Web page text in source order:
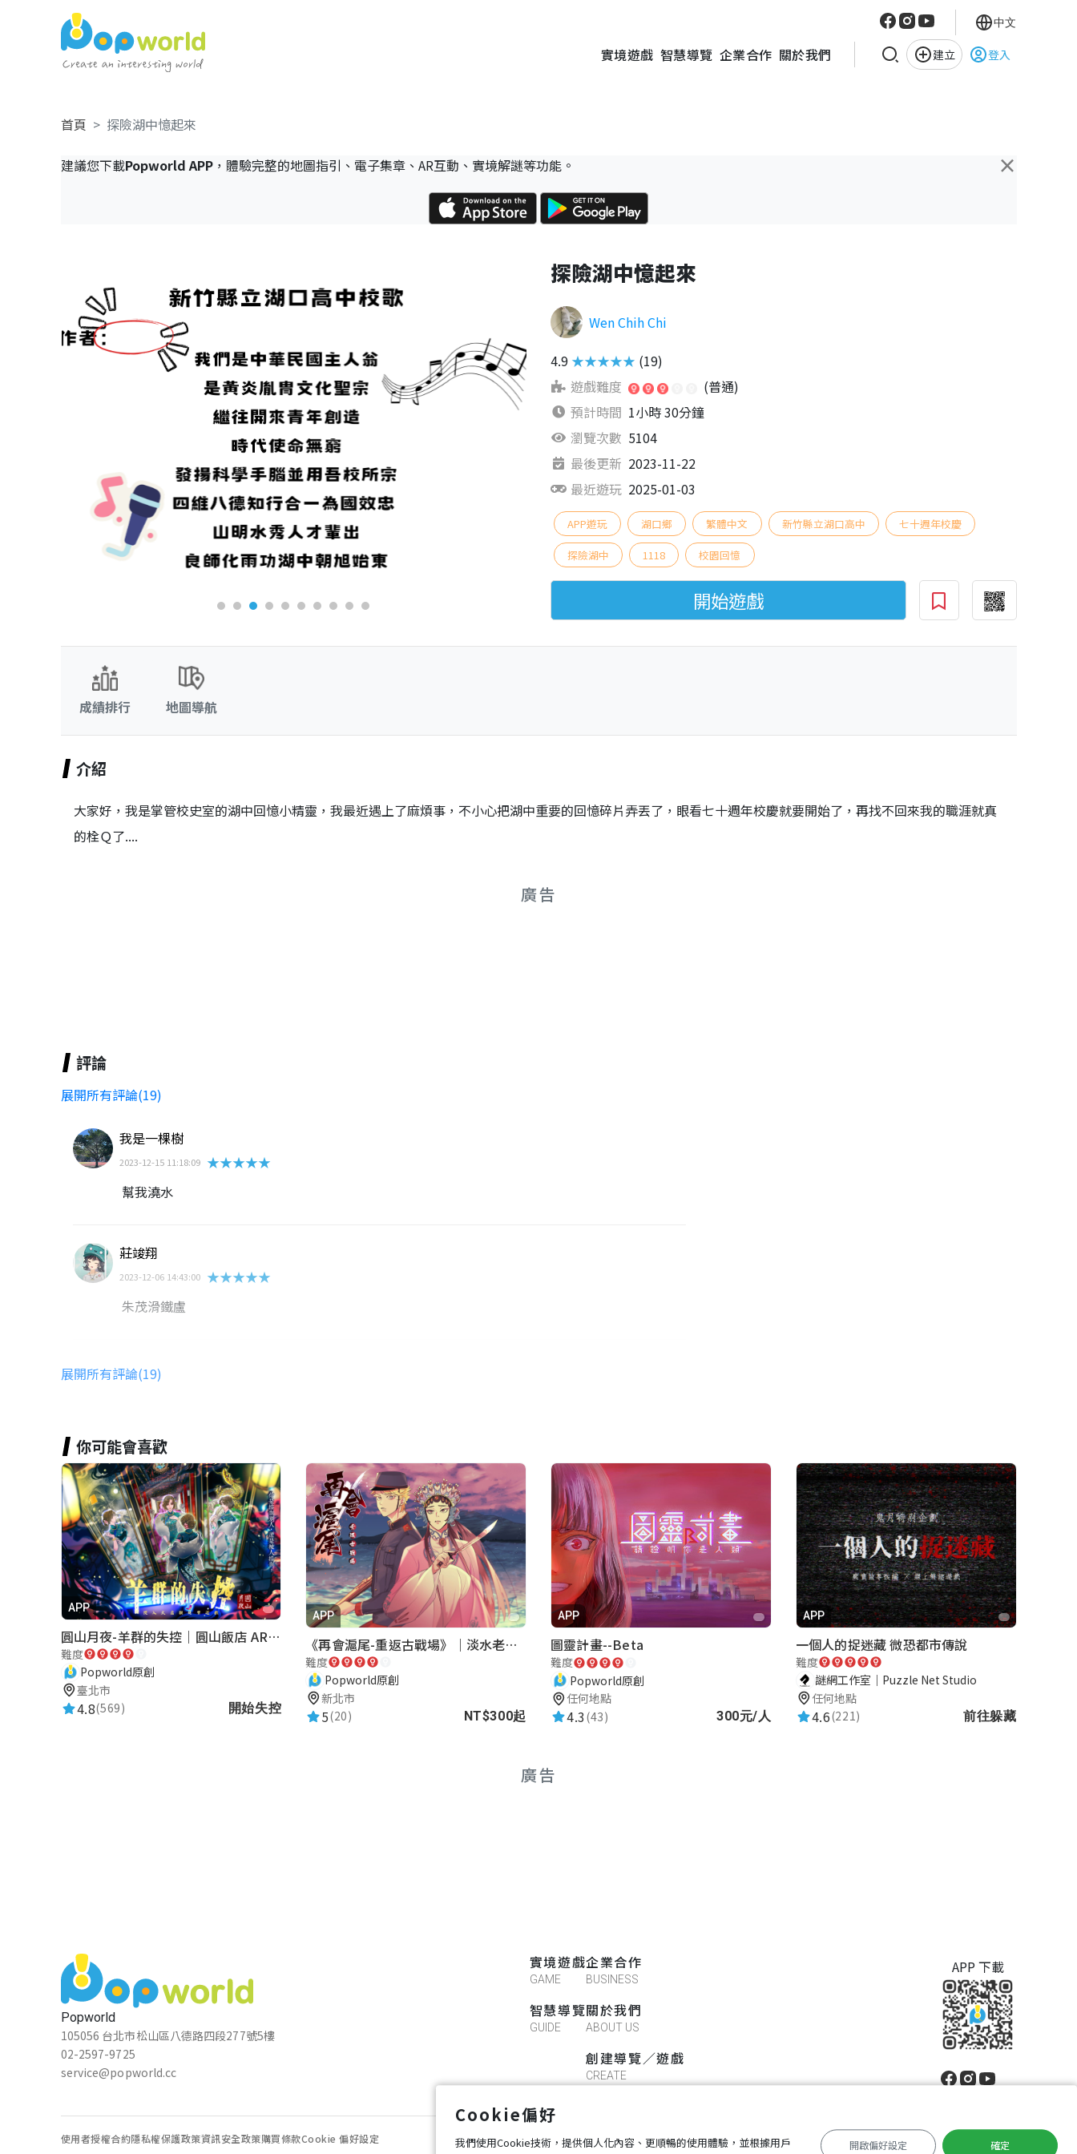
實境遊戲 智慧導覽 企業合作 關於我們 建立 登入
中文
首頁 探險湖中憶起來
×
建議您下載Popworld APP，體驗完整的地圖指引、電子集章、AR互動、實境解謎等功能。
探險湖中憶起來
Wen Chih Chi
4.9 ★★★★★ (19)
遊戲難度
(普通)
預計時間 1小時 30分鐘
瀏覽次數 5104
最後更新 2023-11-22
最近遊玩 2025-01-03
APP遊玩 湖口鄉 繁體中文 新竹縣立湖口高中 七十週年校慶
探險湖中 1118 校園回憶
開始遊戲
成績排行 地圖導航
介紹
大家好，我是掌管校史室的湖中回憶小精靈，我最近遇上了麻煩事，不小心把湖中重要的回憶碎片弄丟了，眼看七十週年校慶就要開始了，再找不回來我的職涯就真
的栓Ｑ了....
廣告
評論
展開所有評論(19)
我是一棵樹
2023-12-15 11:18:09 ★★★★★
幫我澆水
莊竣翔
2023-12-06 14:43:00 ★★★★★
朱茂滑鐵盧
四年一班黃冠誌
魏湘容
2023-11-18 13:13:23
★★★★★
可以讓我們仔細的走過學校
關於我爸是家長會會長這件事
2023-11-16 14:22:59 ★★★★★
我爸都說讚
Eason Lee
張瑜芳
2023-12-01 09:09:54 ★★★★★
★★★★★
展開所有評論(19)
你可能會喜歡
APP
圓山月夜-羊群的失控｜圓山飯店 ARG實境解謎遊戲
難度
Popworld原創
臺北市
4.8(569) 開始失控
APP
《再會滬尾-重返古戰場》｜淡水老街實境遊戲｜實體遊戲盒
難度
Popworld原創
新北市
5(20) NT$300起
APP
圖靈計畫--Beta
難度
Popworld原創
任何地點
4.3(43) 300元/人
APP
一個人的捉迷藏 微恐都市傳說
難度
謎網工作室｜Puzzle Net Studio
任何地點
4.6(221) 前往躲藏
廣告
Popworld
105056 台北市松山區八德路四段277號5樓
02-2597-9725
service@popworld.cc
實境遊戲
GAME
智慧導覽
GUIDE
企業合作
BUSINESS
關於我們
ABOUT US
創建導覽／遊戲
CREATE
APP 下載
使用者授權合約隱私權保護政策資訊安全政策購買條款Cookie 偏好設定
Cookie偏好
我們使用Cookie技術，提供個人化內容、更順暢的使用體驗，並根據用戶 開啟偏好設定 確定